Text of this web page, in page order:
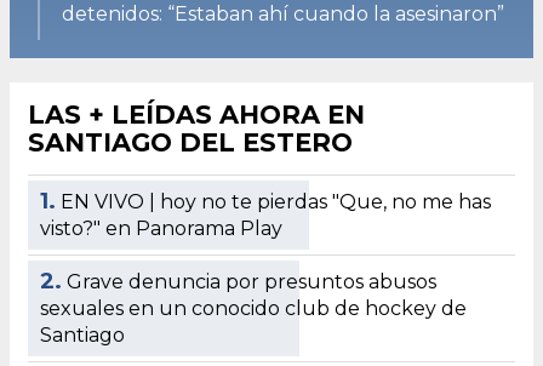
detenidos: “Estaban ahí cuando la asesinaron”
LAS + LEÍDAS AHORA EN
SANTIAGO DEL ESTERO
1. EN VIVO | hoy no te pierdas "Que, no me has
visto?" en Panorama Play
2. Grave denuncia por presuntos abusos
sexuales en un conocido club de hockey de
Santiago